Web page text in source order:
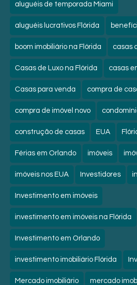
aluguéis de temporada Miami
aluguéis lucrativos Flórida
boom imobiliário na Flórida casas
Casas de Luxo na Flórida casas
Casas para venda compra de
compra de imóvel novo
construção de casas EUA
Férias em Orlando imóveis
imóveis nos EUA Investidores
Investimento em imóveis
investimento em imóveis na Flórida
Investimento em Orlando
investimento imobiliário Flórida
Mercado imobiliário mercado